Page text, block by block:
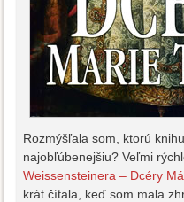
Rozmýšľala som, ktorú
najobľúbenejšiu? Veľmi
Weissensteinera – Dcéry
krát čítala, keď som mala